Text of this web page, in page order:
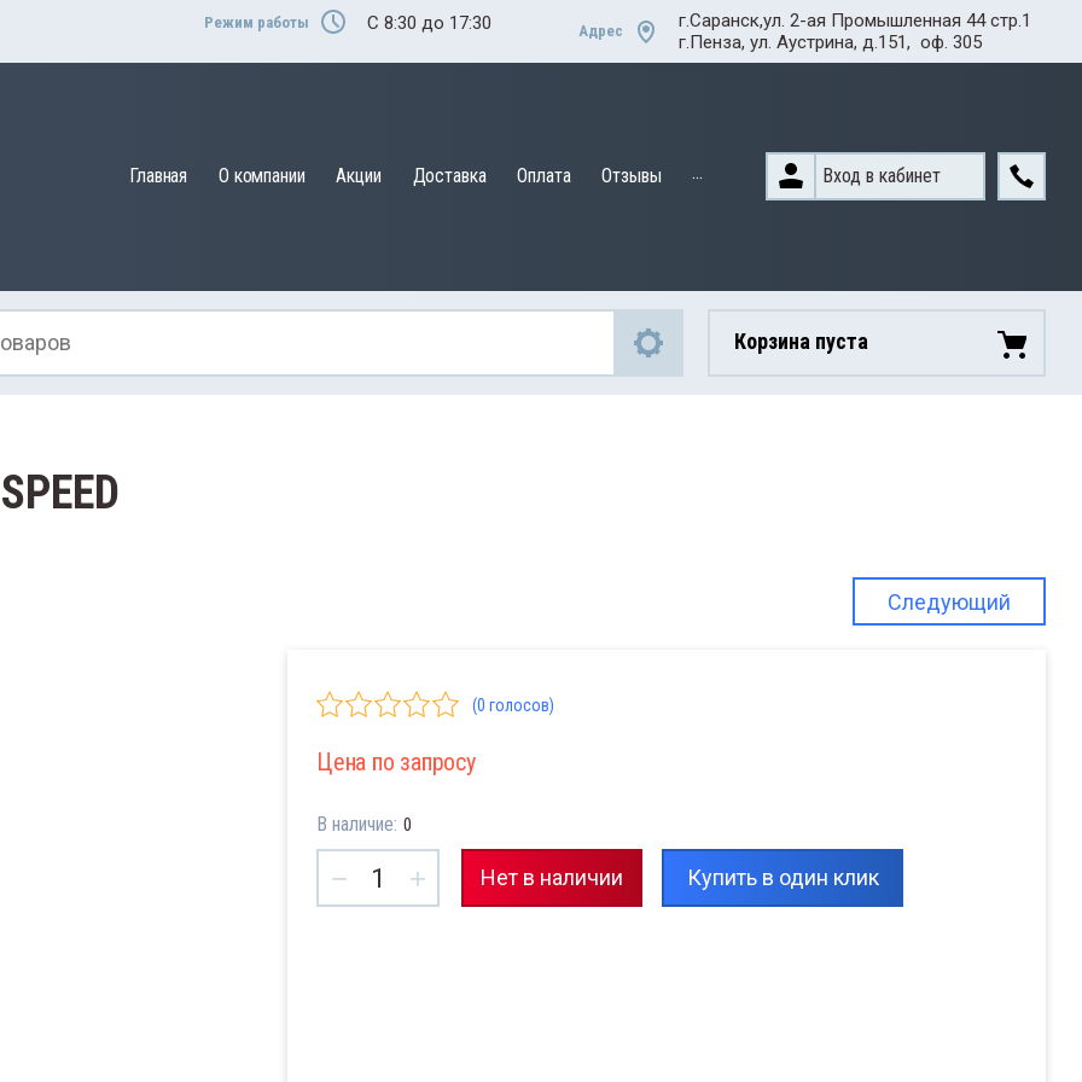
Режим работы C 8:30 до 17:30 Адрес
г.Саранск,ул. 2-ая Промышленная 44 стр.1
г.Пенза, ул. Аустрина, д.151, оф. 305
Главная О компании Акции Доставка Оплата Отзывы ... Вход в кабинет
Корзина пуста
Следующий
(0 голосов)
Цена по запросу
В наличие: 0
− + Нет в наличии Купить в один клик